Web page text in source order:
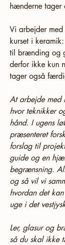
hænderne tager
Vi arbejder med
kurset i
til brænding og
derfor ikke kun
tager også
At arbejde med
hvor teknikker
hånd. I ugens
præsenteret
forslag til
guide og en
begrænsning.
og så vil vi
hvordan det
uge i det
Ler, glasur og
så du skal ikke